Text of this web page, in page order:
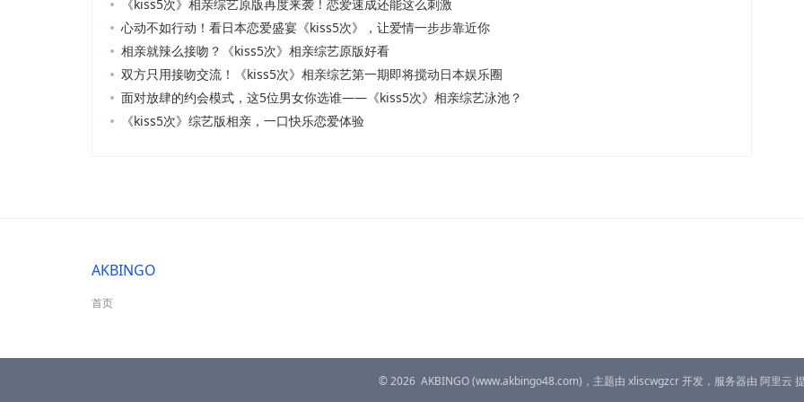
《kiss5次》相亲综艺原版再度来袭！恋爱速成还能这么刺激
心动不如行动！看日本恋爱盛宴《kiss5次》，让爱情一步步靠近你
相亲就辣么接吻？《kiss5次》相亲综艺原版好看
双方只用接吻交流！《kiss5次》相亲综艺第一期即将搅动日本娱乐圈
面对放肆的约会模式，这5位男女你选谁——《kiss5次》相亲综艺泳池？
《kiss5次》综艺版相亲，一口快乐恋爱体验
AKBINGO
首页
© 2026 AKBINGO(www.akbingo48.com)，主题由 xliscwgzcr开发，服务器由 阿里云